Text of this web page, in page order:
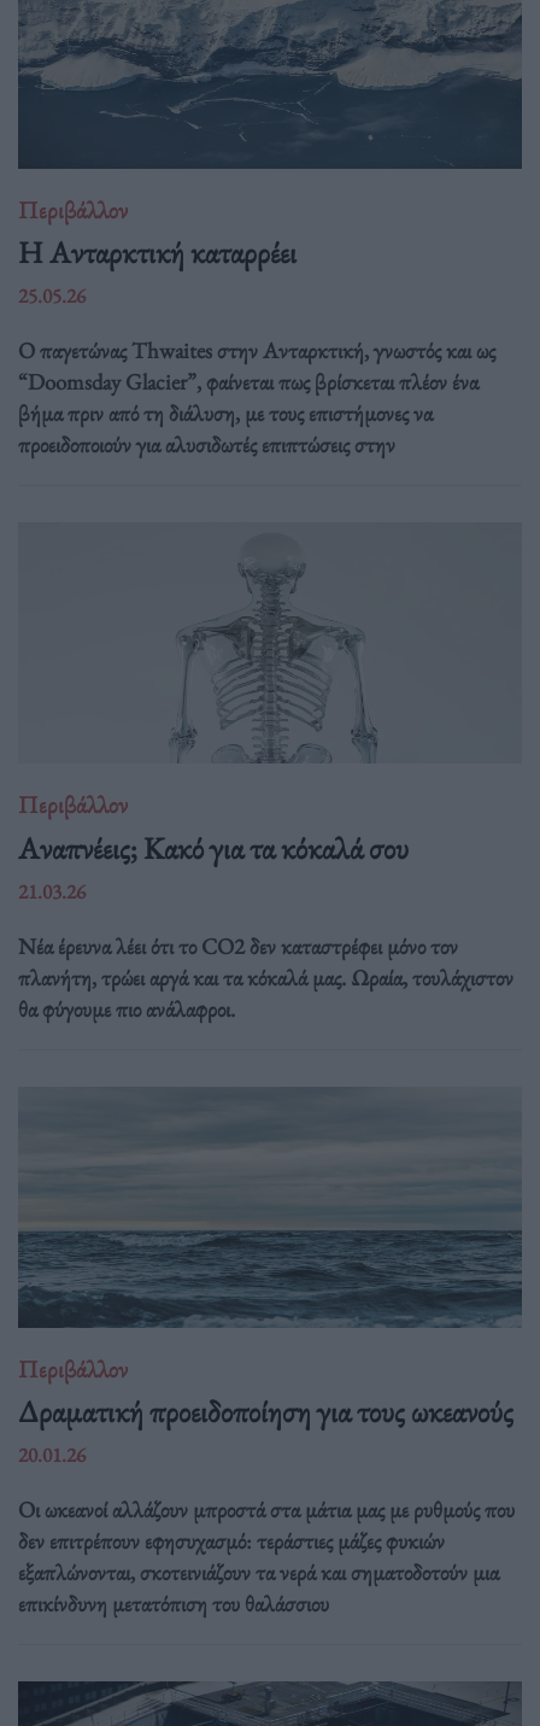
Περιβάλλον
Η Ανταρκτική καταρρέει
25.05.26
Ο παγετώνας Thwaites στην Ανταρκτική, γνωστός και ως
“Doomsday Glacier”, φαίνεται πως βρίσκεται πλέον ένα
βήμα πριν από τη διάλυση, με τους επιστήμονες να
προειδοποιούν για αλυσιδωτές επιπτώσεις στην
Περιβάλλον
Αναπνέεις; Κακό για τα κόκαλά σου
21.03.26
Νέα έρευνα λέει ότι το CO2 δεν καταστρέφει μόνο τον
πλανήτη, τρώει αργά και τα κόκαλά μας. Ωραία, τουλάχιστον
θα φύγουμε πιο ανάλαφροι.
Περιβάλλον
Δραματική προειδοποίηση για τους ωκεανούς
20.01.26
Οι ωκεανοί αλλάζουν μπροστά στα μάτια μας με ρυθμούς που
δεν επιτρέπουν εφησυχασμό: τεράστιες μάζες φυκιών
εξαπλώνονται, σκοτεινιάζουν τα νερά και σηματοδοτούν μια
επικίνδυνη μετατόπιση του θαλάσσιου